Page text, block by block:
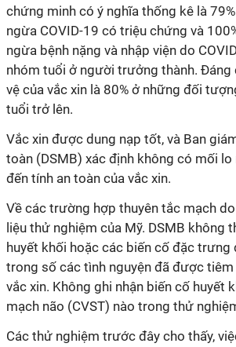
chứng minh có ý nghĩa thống kê là
ngừa COVID-19 có triệu chứng và
ngừa bệnh nặng và nhập viện do
nhóm tuổi ở người trưởng thành. Đáng
vệ của vắc xin là 80% ở những đối
tuổi trở lên.
Vắc xin được dung nạp tốt, và Ban
toàn (DSMB) xác định không có mối lo
đến tính an toàn của vắc xin.
Về các trường hợp thuyên tắc mạch
liệu thử nghiệm của Mỹ. DSMB không
huyết khối hoặc các biến cố đặc trưng
trong số các tình nguyện đã được
vắc xin. Không ghi nhận biến cố huyết
mạch não (CVST) nào trong thử
Các thử nghiệm trước đây cho thấy,